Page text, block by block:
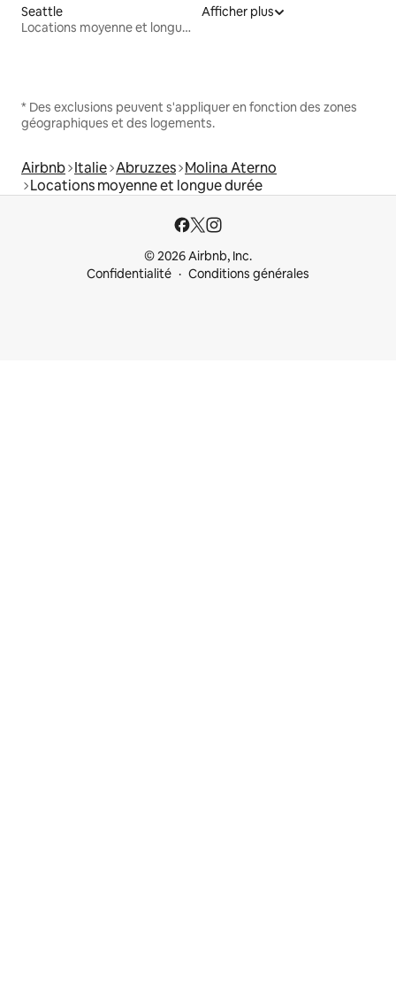
Seattle
Locations moyenne et longue durée
Afficher plus
* Des exclusions peuvent s'appliquer en fonction des zones
géographiques et des logements.
Airbnb Italie Abruzzes Molina Aterno
Locations moyenne et longue durée
© 2026 Airbnb, Inc.
Confidentialité
Conditions générales